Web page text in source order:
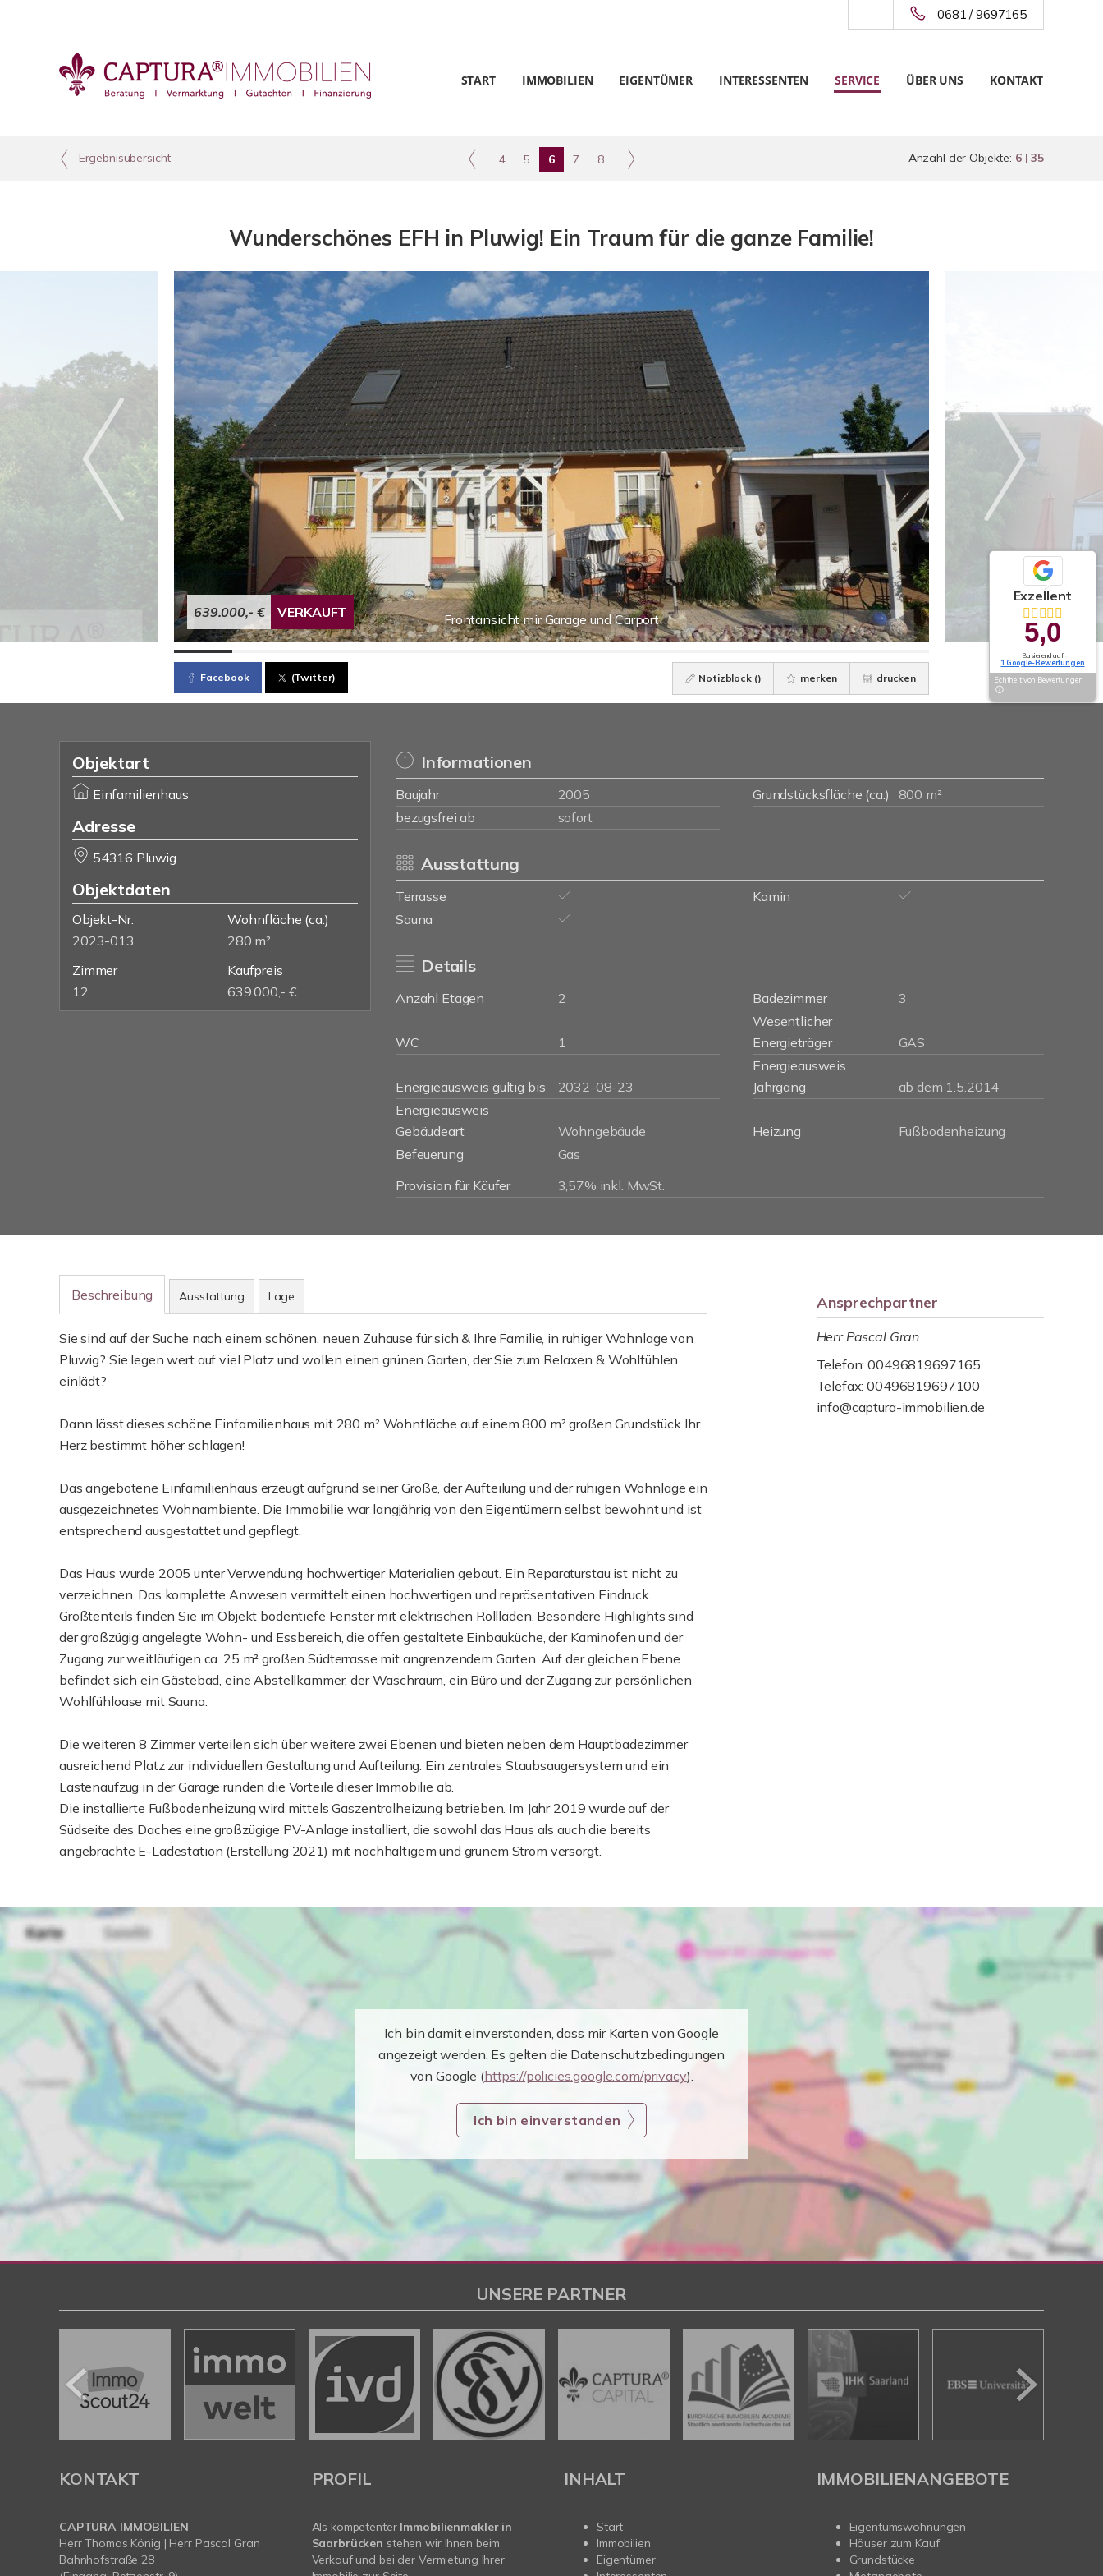
0681 / 9697165
START IMMOBILIEN EIGENTÜMER INTERESSENTEN SERVICE ÜBER UNS KONTAKT
Ergebnisübersicht 4 5 6 7 8 Anzahl der Objekte: 6 | 35
Wunderschönes EFH in Pluwig! Ein Traum für die ganze Familie!
Frontansicht mir Garage und Carport
639.000,- € VERKAUFT
Facebook (Twitter) Notizblock () merken drucken
Objektart
Einfamilienhaus
Adresse
54316 Pluwig
Objektdaten
Objekt-Nr.
2023-013
Wohnfläche (ca.)
280 m²
Zimmer
12
Kaufpreis
639.000,- €
Informationen
Baujahr 2005 Grundstücksfläche (ca.)
800 m²
bezugsfrei ab
sofort
Ausstattung
Terrasse
Kamin
Sauna
Details
Anzahl Etagen 2 Badezimmer 3
WC 1
Wesentlicher
Energieträger
GAS
Energieausweis gültig bis 2032-08-23
Energieausweis
Jahrgang
ab dem 1.5.2014
Energieausweis
Gebäudeart
Wohngebäude Heizung
Fußbodenheizung
Befeuerung
Gas
Provision für Käufer
3,57% inkl. MwSt.
Beschreibung Ausstattung Lage
Sie sind auf der Suche nach einem schönen, neuen Zuhause für sich & Ihre Familie, in ruhiger Wohnlage von
Pluwig? Sie legen wert auf viel Platz und wollen einen grünen Garten, der Sie zum Relaxen & Wohlfühlen
einlädt?
Dann lässt dieses schöne Einfamilienhaus mit 280 m² Wohnfläche auf einem 800 m² großen Grundstück Ihr
Herz bestimmt höher schlagen!
Das angebotene Einfamilienhaus erzeugt aufgrund seiner Größe, der Aufteilung und der ruhigen Wohnlage ein
ausgezeichnetes Wohnambiente. Die Immobilie war langjährig von den Eigentümern selbst bewohnt und ist
entsprechend ausgestattet und gepflegt.
Das Haus wurde 2005 unter Verwendung hochwertiger Materialien gebaut. Ein Reparaturstau ist nicht zu
verzeichnen. Das komplette Anwesen vermittelt einen hochwertigen und repräsentativen Eindruck.
Größtenteils finden Sie im Objekt bodentiefe Fenster mit elektrischen Rollläden. Besondere Highlights sind
der großzügig angelegte Wohn- und Essbereich, die offen gestaltete Einbauküche, der Kaminofen und der
Zugang zur weitläufigen ca. 25 m² großen Südterrasse mit angrenzendem Garten. Auf der gleichen Ebene
befindet sich ein Gästebad, eine Abstellkammer, der Waschraum, ein Büro und der Zugang zur persönlichen
Wohlfühloase mit Sauna.
Die weiteren 8 Zimmer verteilen sich über weitere zwei Ebenen und bieten neben dem Hauptbadezimmer
ausreichend Platz zur individuellen Gestaltung und Aufteilung. Ein zentrales Staubsaugersystem und ein
Lastenaufzug in der Garage runden die Vorteile dieser Immobilie ab.
Die installierte Fußbodenheizung wird mittels Gaszentralheizung betrieben. Im Jahr 2019 wurde auf der
Südseite des Daches eine großzügige PV-Anlage installiert, die sowohl das Haus als auch die bereits
angebrachte E-Ladestation (Erstellung 2021) mit nachhaltigem und grünem Strom versorgt.
Ansprechpartner
Herr Pascal Gran
Telefon: 00496819697165
Telefax: 00496819697100
info@captura-immobilien.de
Ich bin damit einverstanden, dass mir Karten von Google
angezeigt werden. Es gelten die Datenschutzbedingungen
von Google (https://policies.google.com/privacy).
Ich bin einverstanden
Exzellent
5,0
Basierend auf
1 Google-Bewertungen
Echtheit von Bewertungen
UNSERE PARTNER
KONTAKT
CAPTURA IMMOBILIEN
Herr Thomas König | Herr Pascal Gran
Bahnhofstraße 28
PROFIL
Als kompetenter Immobilienmakler in
Saarbrücken stehen wir Ihnen beim
Verkauf und bei der Vermietung Ihrer
INHALT
Start
Immobilien
Eigentümer
IMMOBILIENANGEBOTE
Eigentumswohnungen
Häuser zum Kauf
Grundstücke